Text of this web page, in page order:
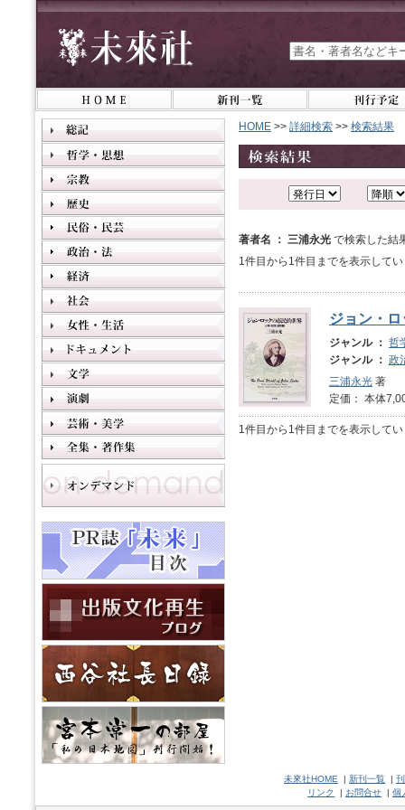
HOME >> 詳細検索 >> 検索結果
著者名 ： 三浦永光 で検索した結
1件目から1件目までを表示して
ジョン・
ジャンル ： 哲
ジャンル ： 政
三浦永光 著
定価： 本体
1件目から1件目までを表示して
未來社HOME | 新刊一覧 |
リンク
| お問合せ | 個